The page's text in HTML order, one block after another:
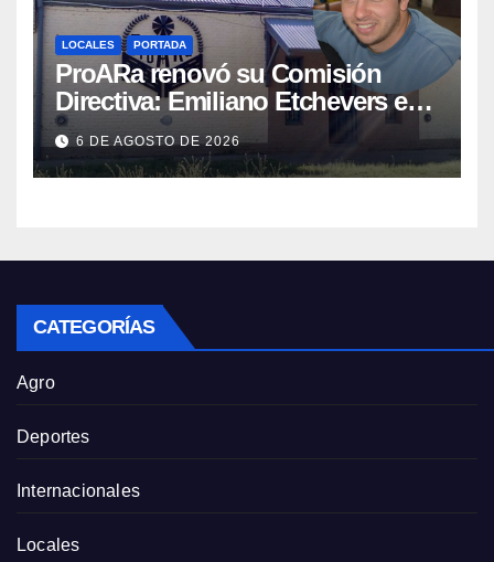
LOCALES PORTADA
ProARa renovó su Comisión
Directiva: Emiliano Etchevers es
el nuevo Presidente de la entidad
6 DE AGOSTO DE 2026
CATEGORÍAS
Agro
Deportes
Internacionales
Locales